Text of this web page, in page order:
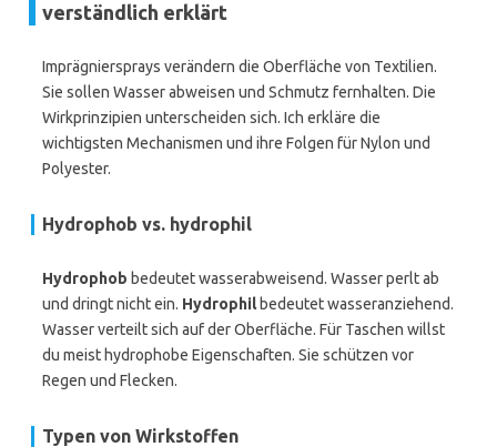
verständlich erklärt
Imprägniersprays verändern die Oberfläche von Textilien.
Sie sollen Wasser abweisen und Schmutz fernhalten. Die
Wirkprinzipien unterscheiden sich. Ich erkläre die
wichtigsten Mechanismen und ihre Folgen für Nylon und
Polyester.
Hydrophob vs. hydrophil
Hydrophob bedeutet wasserabweisend. Wasser perlt ab
und dringt nicht ein. Hydrophilbedeutet wasseranziehend.
Wasser verteilt sich auf der Oberfläche. Für Taschen willst
du meist hydrophobe Eigenschaften. Sie schützen vor
Regen und Flecken.
Typen von Wirkstoffen